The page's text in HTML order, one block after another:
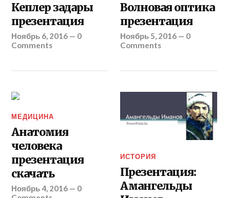
Кеплер заңдары
презентация
Ноябрь 6, 2016 — 0
Comments
Волновая оптика
презентация
Ноябрь 5, 2016 — 0
Comments
МЕДИЦИНА
Анатомия
человека
презентация
скачать
Ноябрь 4, 2016 — 0
ИСТОРИЯ
Презентация:
Амангельды